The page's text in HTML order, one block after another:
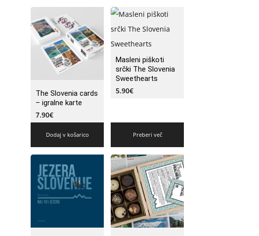
The Slovenia cards
– igralne karte
7.90€
Dodaj v košarico
Masleni piškoti
srčki The Slovenia
Sweethearts
5.90€
Preberi več